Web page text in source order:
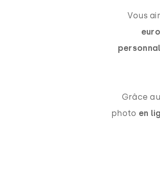
Vous
Grâce
photo en